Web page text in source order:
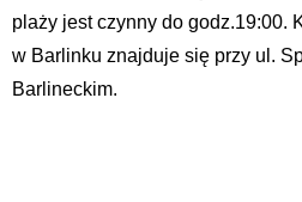
plaży jest czynny do godz.19:00.
w Barlinku znajduje się przy ul.
Barlineckim.